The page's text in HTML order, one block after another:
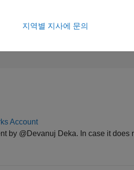
Account
by @Devanuj Deka. In case it does
지역별 지사에 문의